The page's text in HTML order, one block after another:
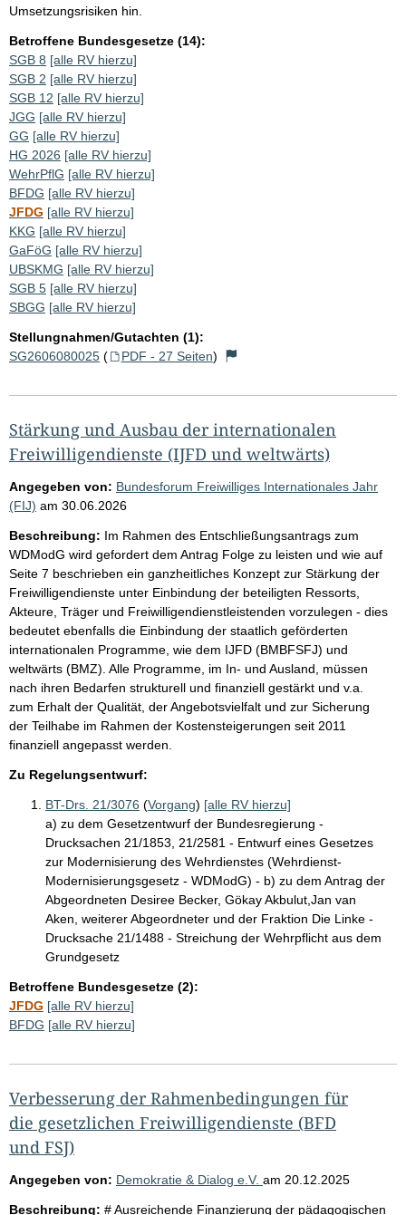
Umsetzungsrisiken hin.
Betroffene Bundesgesetze (14):
SGB 8 [alle RV hierzu]
SGB 2 [alle RV hierzu]
SGB 12 [alle RV hierzu]
JGG [alle RV hierzu]
GG [alle RV hierzu]
HG 2026 [alle RV hierzu]
WehrPflG [alle RV hierzu]
BFDG [alle RV hierzu]
JFDG [alle RV hierzu]
KKG [alle RV hierzu]
GaFöG [alle RV hierzu]
UBSKMG [alle RV hierzu]
SGB 5 [alle RV hierzu]
SBGG [alle RV hierzu]
Stellungnahmen/Gutachten (1):
SG2606080025 ( PDF - 27 Seiten)
Stärkung und Ausbau der internationalen
Freiwilligendienste (IJFD und weltwärts)
Angegeben von: Bundesforum Freiwilliges Internationales Jahr
(FIJ) am 30.06.2026
Beschreibung: Im Rahmen des Entschließungsantrags zum
WDModG wird gefordert dem Antrag Folge zu leisten und wie auf
Seite 7 beschrieben ein ganzheitliches Konzept zur Stärkung der
Freiwilligendienste unter Einbindung der beteiligten Ressorts,
Akteure, Träger und Freiwilligendienstleistenden vorzulegen - dies
bedeutet ebenfalls die Einbindung der staatlich geförderten
internationalen Programme, wie dem IJFD (BMBFSFJ) und
weltwärts (BMZ). Alle Programme, im In- und Ausland, müssen
nach ihren Bedarfen strukturell und finanziell gestärkt und v.a.
zum Erhalt der Qualität, der Angebotsvielfalt und zur Sicherung
der Teilhabe im Rahmen der Kostensteigerungen seit 2011
finanziell angepasst werden.
Zu Regelungsentwurf:
BT-Drs. 21/3076 (Vorgang) [alle RV hierzu]
a) zu dem Gesetzentwurf der Bundesregierung -
Drucksachen 21/1853, 21/2581 - Entwurf eines Gesetzes
zur Modernisierung des Wehrdienstes (Wehrdienst-
Modernisierungsgesetz - WDModG) - b) zu dem Antrag der
Abgeordneten Desiree Becker, Gökay Akbulut,Jan van
Aken, weiterer Abgeordneter und der Fraktion Die Linke -
Drucksache 21/1488 - Streichung der Wehrpflicht aus dem
Grundgesetz
Betroffene Bundesgesetze (2):
JFDG [alle RV hierzu]
BFDG [alle RV hierzu]
Verbesserung der Rahmenbedingungen für
die gesetzlichen Freiwilligendienste (BFD
und FSJ)
Angegeben von: Demokratie & Dialog e.V. am 20.12.2025
Beschreibung: # Ausreichende Finanzierung der pädagogischen